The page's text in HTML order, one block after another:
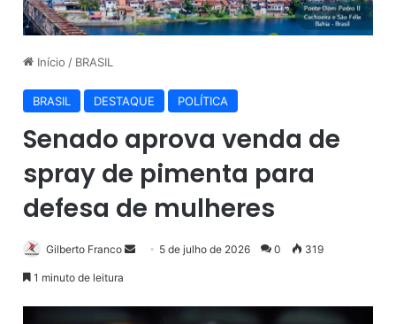
Início / BRASIL
BRASIL DESTAQUE POLÍTICA
Senado aprova venda de
spray de pimenta para
defesa de mulheres
Gilberto Franco 5 de julho de 2026 0 319
1 minuto de leitura